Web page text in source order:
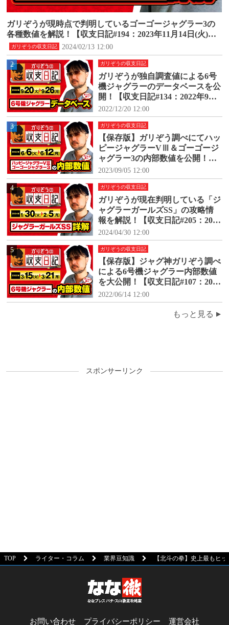
ガリぞうの収支日記
ガリぞうが現時点で判明しているゴーゴージャグラー3の
各種数値を解説！【収支日記#194：2023年11月14日(火)～1
1月20日(月)】
2024/02/13 12:00
2 ガリぞうの収支日記
ガリぞうが独自調査値による6号
機ジャグラーのデータベースを公
開！【収支日記#134：2022年9月2
0日(火)～9月26日(月)】
2022/12/20 12:00
3 ガリぞうの収支日記
【保存版】ガリぞう調べにてハッ
ピージャグラーVⅢ＆ゴーゴージ
ャグラー3の内部数値を公開！
【収支日記#171：2023年6月6日
(火)～6月12日(月)】
2023/09/05 12:00
4 ガリぞうの収支日記
ガリぞうが現在判明している「ジ
ャグラーガールズSS」の攻略情
報を解説！【収支日記#205：2024
年1月30日(火)～2024年2月5日
(月)】
2024/04/30 12:00
5 ガリぞうの収支日記
【保存版】ジャグ神ガリぞう調べ
による6号機ジャグラー内部数値
を大公開！【収支日記#107：2022
年3月15日(火)～3月21日(月)】
2022/06/14 12:00
もっと見る
スポンサーリンク
TOP ライター・コラム 業界豆知識 【北斗の拳】史上最もヒ
お問い合わせ プライバシーポリシー 運営会社